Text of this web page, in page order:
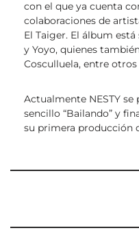
con el que ya cuenta
colaboraciones de
El Taiger. El álbum
y Yoyo, quienes
Cosculluela, entre
Actualmente NESTY
sencillo “Bailando” y
su primera producción